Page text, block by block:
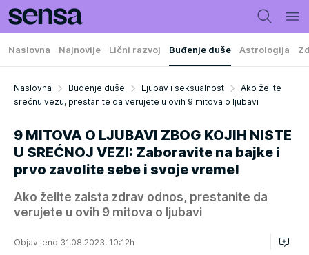
Naslovna Najnovije Lični razvoj Buđenje duše Astrologija
Naslovna Buđenje duše Ljubav i seksualnost
Ako želite
srećnu vezu, prestanite da verujete u ovih 9 mitova o ljubavi
9 MITOVA O LJUBAVI ZBOG KOJIH NISTE
U SREĆNOJ VEZI: Zaboravite na bajke i
prvo zavolite sebe i svoje vreme!
Ako želite zaista zdrav odnos, prestanite da
verujete u ovih 9 mitova o ljubavi
Objavljeno 31.08.2023. 10:12h